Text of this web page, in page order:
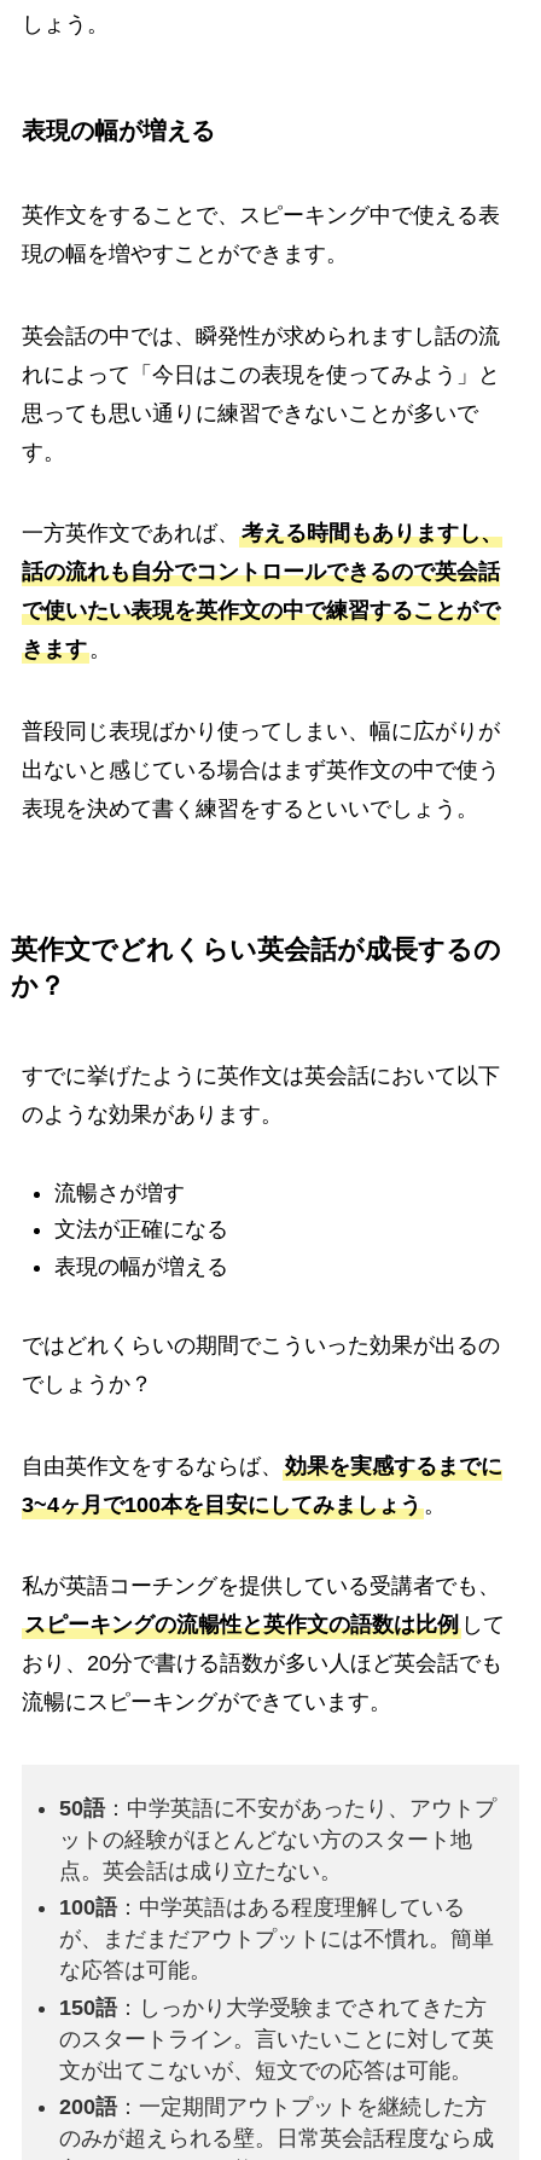
しょう。
表現の幅が増える
英作文をすることで、スピーキング中で使える表
現の幅を増やすことができます。
英会話の中では、瞬発性が求められますし話の流
れによって「今日はこの表現を使ってみよう」と
思っても思い通りに練習できないことが多いで
す。
一方英作文であれば、 考える時間もありますし、
話の流れも自分でコントロールできるので英会話
で使いたい表現を英作文の中で練習することがで
きます。
普段同じ表現ばかり使ってしまい、幅に広がりが
出ないと感じている場合はまず英作文の中で使う
表現を決めて書く練習をするといいでしょう。
英作文でどれくらい英会話が成長するの
か？
すでに挙げたように英作文は英会話において以下
のような効果があります。
流暢さが増す
文法が正確になる
表現の幅が増える
ではどれくらいの期間でこういった効果が出るの
でしょうか？
自由英作文をするならば、 効果を実感するまでに
3~4ヶ月で100本を目安にしてみましょう。
私が英語コーチングを提供している受講者でも、
スピーキングの流暢性と英作文の語数は比例して
おり、20分で書ける語数が多い人ほど英会話でも
流暢にスピーキングができています。
50語：中学英語に不安があったり、アウトプ
ットの経験がほとんどない方のスタート地
点。英会話は成り立たない。
100語：中学英語はある程度理解している
が、まだまだアウトプットには不慣れ。簡単
な応答は可能。
150語：しっかり大学受験までされてきた方
のスタートライン。言いたいことに対して英
文が出てこないが、短文での応答は可能。
200語：一定期間アウトプットを継続した方
のみが超えられる壁。日常英会話程度なら成